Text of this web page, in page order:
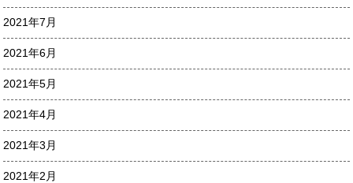
2021年7月
2021年6月
2021年5月
2021年4月
2021年3月
2021年2月